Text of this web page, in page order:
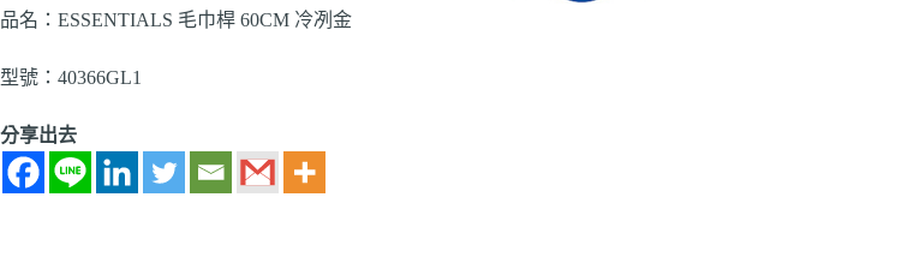
品名：ESSENTIALS 毛巾桿 60CM 冷冽金
型號：40366GL1
分享出去